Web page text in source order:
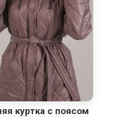
куртка с поясом